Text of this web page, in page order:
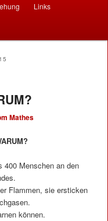
Links
Mathes
400 Menschen an den
Flammen, sie ersticken
können.